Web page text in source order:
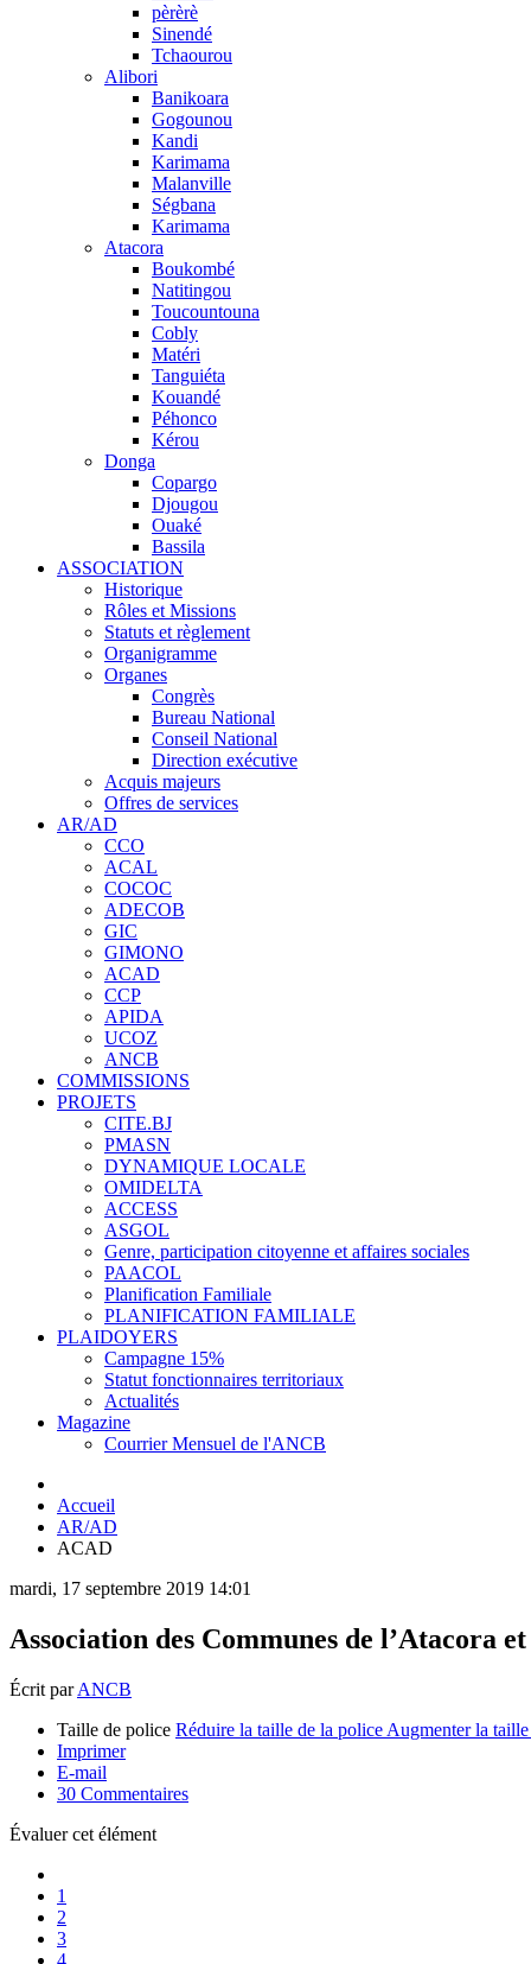
pèrèrè
Sinendé
Tchaourou
Alibori
Banikoara
Gogounou
Kandi
Karimama
Malanville
Ségbana
Karimama
Atacora
Boukombé
Natitingou
Toucountouna
Cobly
Matéri
Tanguiéta
Kouandé
Péhonco
Kérou
Donga
Copargo
Djougou
Ouaké
Bassila
ASSOCIATION
Historique
Rôles et Missions
Statuts et règlement
Organigramme
Organes
Congrès
Bureau National
Conseil National
Direction exécutive
Acquis majeurs
Offres de services
AR/AD
CCO
ACAL
COCOC
ADECOB
GIC
GIMONO
ACAD
CCP
APIDA
UCOZ
ANCB
COMMISSIONS
PROJETS
CITE.BJ
PMASN
DYNAMIQUE LOCALE
OMIDELTA
ACCESS
ASGOL
Genre, participation citoyenne et affaires sociales
PAACOL
Planification Familiale
PLANIFICATION FAMILIALE
PLAIDOYERS
Campagne 15%
Statut fonctionnaires territoriaux
Actualités
Magazine
Courrier Mensuel de l'ANCB
Accueil
AR/AD
ACAD
mardi, 17 septembre 2019 14:01
Association des Communes de l’Atacora
Écrit parANCB
Taille de police Réduire la taille de la police Augmenter la
Imprimer
E-mail
30 Commentaires
Évaluer cet élément
1
2
3
4